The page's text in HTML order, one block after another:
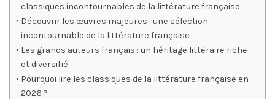
classiques incontournables de la littérature française
Découvrir les œuvres majeures : une sélection
incontournable de la littérature française
Les grands auteurs français : un héritage littéraire riche
et diversifié
Pourquoi lire les classiques de la littérature française en
2026 ?